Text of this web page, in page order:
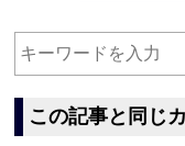
この記事と同じ